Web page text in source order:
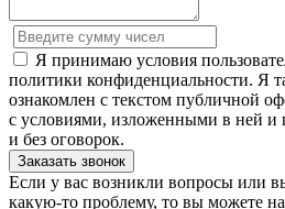
Я принимаю условия
политики конфиденциальности. Я
ознакомлен с текстом публичной
с условиями, изложенными в ней
и без оговорок.
Если у вас возникли вопросы или
какую-то проблему, то вы можете